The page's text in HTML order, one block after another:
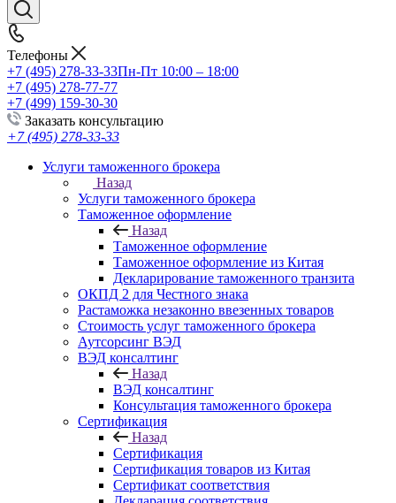
Телефоны
+7 (495) 278-33-33Пн-Пт 10:00 – 18:00
+7 (495) 278-77-77
+7 (499) 159-30-30
Заказать консультацию
+7 (495) 278-33-33
Услуги таможенного брокера
Назад
Услуги таможенного брокера
Таможенное оформление
Назад
Таможенное оформление
Таможенное оформление из Китая
Декларирование таможенного транзита
ОКПД 2 для Честного знака
Растаможка незаконно ввезенных товаров
Стоимость услуг таможенного брокера
Аутсорсинг ВЭД
ВЭД консалтинг
Назад
ВЭД консалтинг
Консультация таможенного брокера
Сертификация
Назад
Сертификация
Сертификация товаров из Китая
Сертификат соответствия